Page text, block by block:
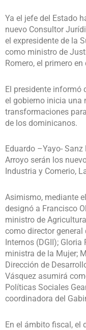
Ya el jefe del Estado
nuevo Consultor
el expresidente de la
como ministro de
Romero, el primero
El presidente informó
el gobierno inicia una
transformaciones
de los dominicanos.
Eduardo –Yayo-
Arroyo serán los
Industria y Comerio,
Asimismo, mediante
designó a Francisco
ministro de
como director general
Internos (DGII); Gloria
ministra de la Mujer;
Dirección de
Vásquez asumirá
Políticas Sociales
coordinadora del
En el ámbito fiscal, el